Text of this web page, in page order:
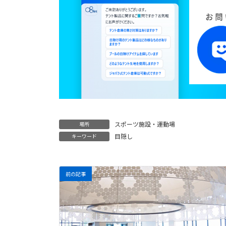
場所 スポーツ施設・運動場
キーワード 目隠し
前の記事